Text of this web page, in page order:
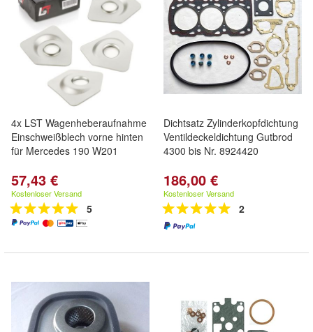
4x LST Wagenheberaufnahme
Einschweißblech vorne hinten
für Mercedes 190 W201
57,43 €
Kostenloser Versand
5
Dichtsatz Zylinderkopfdichtung
Ventildeckeldichtung Gutbrod
4300 bis Nr. 8924420
186,00 €
Kostenloser Versand
2